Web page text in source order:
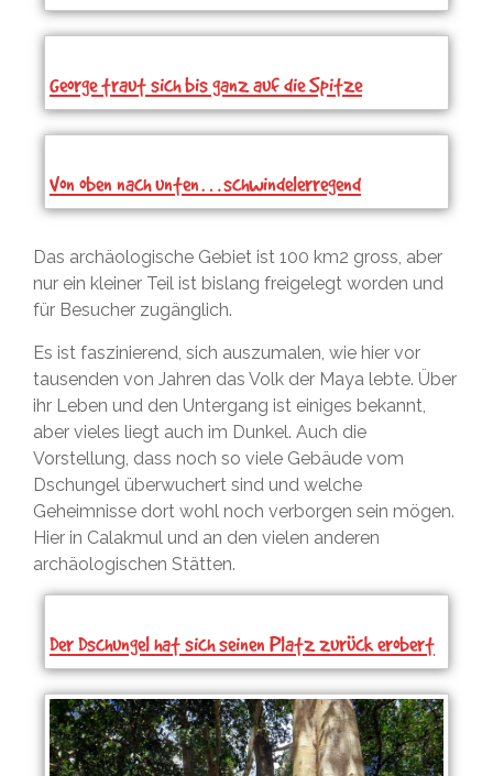
George traut sich bis ganz auf die Spitze
Von oben nach unten…schwindelerregend
Das archäologische Gebiet ist 100 km2 gross, aber
nur ein kleiner Teil ist bislang freigelegt worden und
für Besucher zugänglich.
Es ist faszinierend, sich auszumalen, wie hier vor
tausenden von Jahren das Volk der Maya lebte. Über
ihr Leben und den Untergang ist einiges bekannt,
aber vieles liegt auch im Dunkel. Auch die
Vorstellung, dass noch so viele Gebäude vom
Dschungel überwuchert sind und welche
Geheimnisse dort wohl noch verborgen sein mögen.
Hier in Calakmul und an den vielen anderen
archäologischen Stätten.
Der Dschungel hat sich seinen Platz zurück erobert